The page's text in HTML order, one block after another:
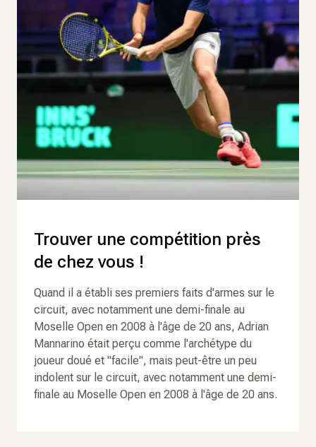
Trouver une compétition près
de chez vous !
Quand il a établi ses premiers faits d'armes sur le
circuit, avec notamment une demi-finale au
Moselle Open en 2008 à l'âge de 20 ans, Adrian
Mannarino était perçu comme l'archétype du
joueur doué et "facile", mais peut-être un peu
indolent sur le circuit, avec notamment une demi-
finale au Moselle Open en 2008 à l'âge de 20 ans.